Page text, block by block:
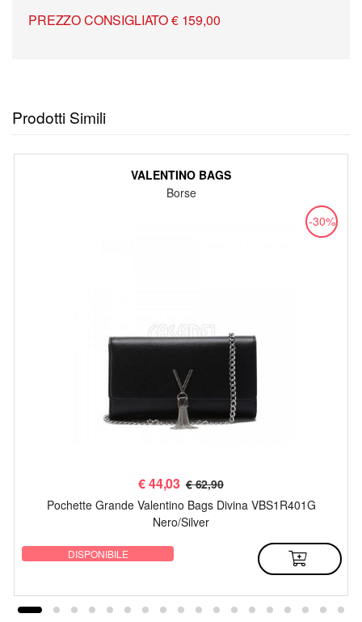
PREZZO CONSIGLIATO € 159,00
Prodotti Simili
VALENTINO BAGS
Borse
-30%
€44,03 € 62,90
Pochette Grande Valentino Bags Divina VBS1R401G
Nero/Silver
DISPONIBILE